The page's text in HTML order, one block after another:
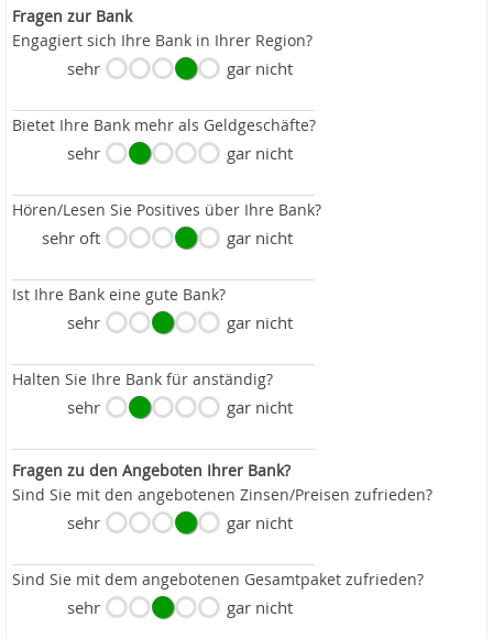
Fragen zur Bank
Engagiert sich Ihre Bank in Ihrer Region?
sehr gar nicht
Bietet Ihre Bank mehr als Geldgeschäfte?
sehr gar nicht
Hören/Lesen Sie Positives über Ihre Bank?
sehr oft gar nicht
Ist Ihre Bank eine gute Bank?
sehr gar nicht
Halten Sie Ihre Bank für anständig?
sehr gar nicht
Fragen zu den Angeboten Ihrer Bank?
Sind Sie mit den angebotenen Zinsen/Preisen zufrieden?
sehr gar nicht
Sind Sie mit dem angebotenen Gesamtpaket zufrieden?
sehr gar nicht